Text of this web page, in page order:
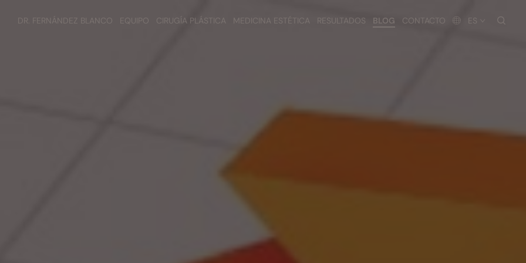
DR. FERNÁNDEZ BLANCO EQUIPO CIRUGÍA PLÁSTICA MEDICINA ESTÉTICA RESULTADOS BLOG CONTACTO ES